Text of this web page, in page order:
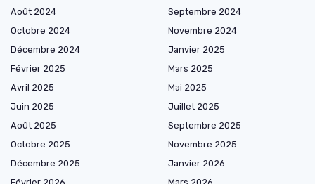
Août 2024
Septembre 2024
Octobre 2024
Novembre 2024
Décembre 2024
Janvier 2025
Février 2025
Mars 2025
Avril 2025
Mai 2025
Juin 2025
Juillet 2025
Août 2025
Septembre 2025
Octobre 2025
Novembre 2025
Décembre 2025
Janvier 2026